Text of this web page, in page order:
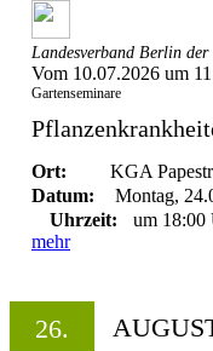
Landesverband Berlin der
Vom 10.07.2026 um
Gartenseminare
Ort:
KGA
Datum:
Montag,
Uhrzeit:
um 18:00
mehr
26.